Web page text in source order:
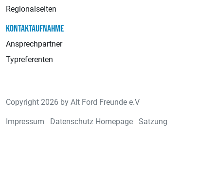
Regionalseiten
KONTAKTAUFNAHME
Ansprechpartner
Typreferenten
Copyright 2026 by Alt Ford Freunde e.V
Impressum Datenschutz Homepage Satzung